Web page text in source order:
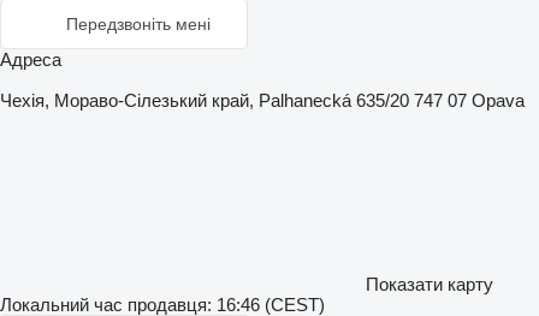
Передзвоніть мені
Адреса
Чехія, Мораво-Сілезький край, Palhanecká 635/20 747 07 Opava
Показати карту
Локальний час продавця: 16:46 (CEST)